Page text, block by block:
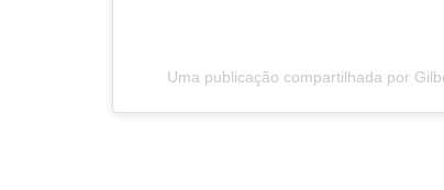
Uma publicação compartilhada por